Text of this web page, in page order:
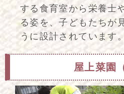
する食育室から栄養士
る姿を、子どもたちが
うに設計されています。
屋上菜園